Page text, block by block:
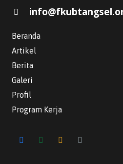
Beranda
Artikel
Berita
Galeri
Profil
Program Kerja